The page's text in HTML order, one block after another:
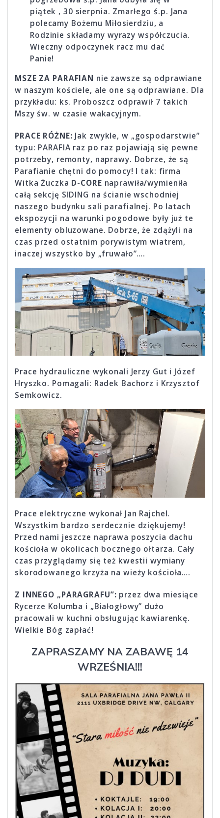
piątek , 30 sierpnia. Zmarłego ś.p. Jana
polecamy Bożemu Miłosierdziu, a
Rodzinie składamy wyrazy współczucia.
Wieczny odpoczynek racz mu dać
Panie!
MSZE ZA PARAFIAN nie zawsze są odprawiane
w naszym kościele, ale one są odprawiane. Dla
przykładu: ks. Proboszcz odprawił 7 takich
Mszy św. w czasie wakacyjnym.
PRACE RÓŻNE: Jak zwykle, w „gospodarstwie”
typu: PARAFIA raz po raz pojawiają się pewne
potrzeby, remonty, naprawy. Dobrze, że są
Parafianie chętni do pomocy! I tak: firma
Witka Żuczka D-CORE naprawiła/wymieniła
całą sekcję SIDING na ścianie wschodniej
naszego budynku sali parafialnej. Po latach
ekspozycji na warunki pogodowe były już te
elementy obluzowane. Dobrze, że zdążyli na
czas przed ostatnim porywistym wiatrem,
inaczej wszystko by „fruwało”….
Prace hydrauliczne wykonali Jerzy Gut i Józef
Hryszko. Pomagali: Radek Bachorz i Krzysztof
Semkowicz.
Prace elektryczne wykonał Jan Rajchel.
Wszystkim bardzo serdecznie dziękujemy!
Przed nami jeszcze naprawa poszycia dachu
kościoła w okolicach bocznego ołtarza. Cały
czas przyglądamy się też kwestii wymiany
skorodowanego krzyża na wieży kościoła….
Z INNEGO „PARAGRAFU”: przez dwa miesiące
Rycerze Kolumba i „Białogłowy” dużo
pracowali w kuchni obsługując kawiarenkę.
Wielkie Bóg zapłać!
ZAPRASZAMY NA ZABAWĘ 14
WRZEŚNIA!!!